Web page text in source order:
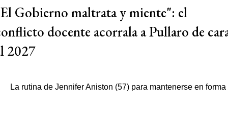
Gobierno maltrata y miente": el
docente acorrala a Pullaro de
2027